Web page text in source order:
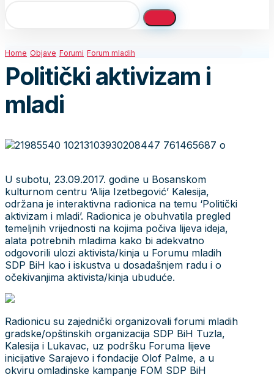
Home Objave Forumi Forum mladih
Politički aktivizam i
mladi
U subotu, 23.09.2017. godine u Bosanskom
kulturnom centru ‘Alija Izetbegović’ Kalesija,
održana je interaktivna radionica na temu ‘Politički
aktivizam i mladi’. Radionica je obuhvatila pregled
temeljnih vrijednosti na kojima počiva lijeva ideja,
alata potrebnih mladima kako bi adekvatno
odgovorili ulozi aktivista/kinja u Forumu mladih
SDP BiH kao i iskustva u dosadašnjem radu i o
očekivanjima aktivista/kinja ubuduće.
Radionicu su zajednički organizovali forumi mladih
gradske/opštinskih organizacija SDP BiH Tuzla,
Kalesija i Lukavac, uz podršku Foruma lijeve
inicijative Sarajevo i fondacije Olof Palme, a u
okviru omladinske kampanje FOM SDP BiH